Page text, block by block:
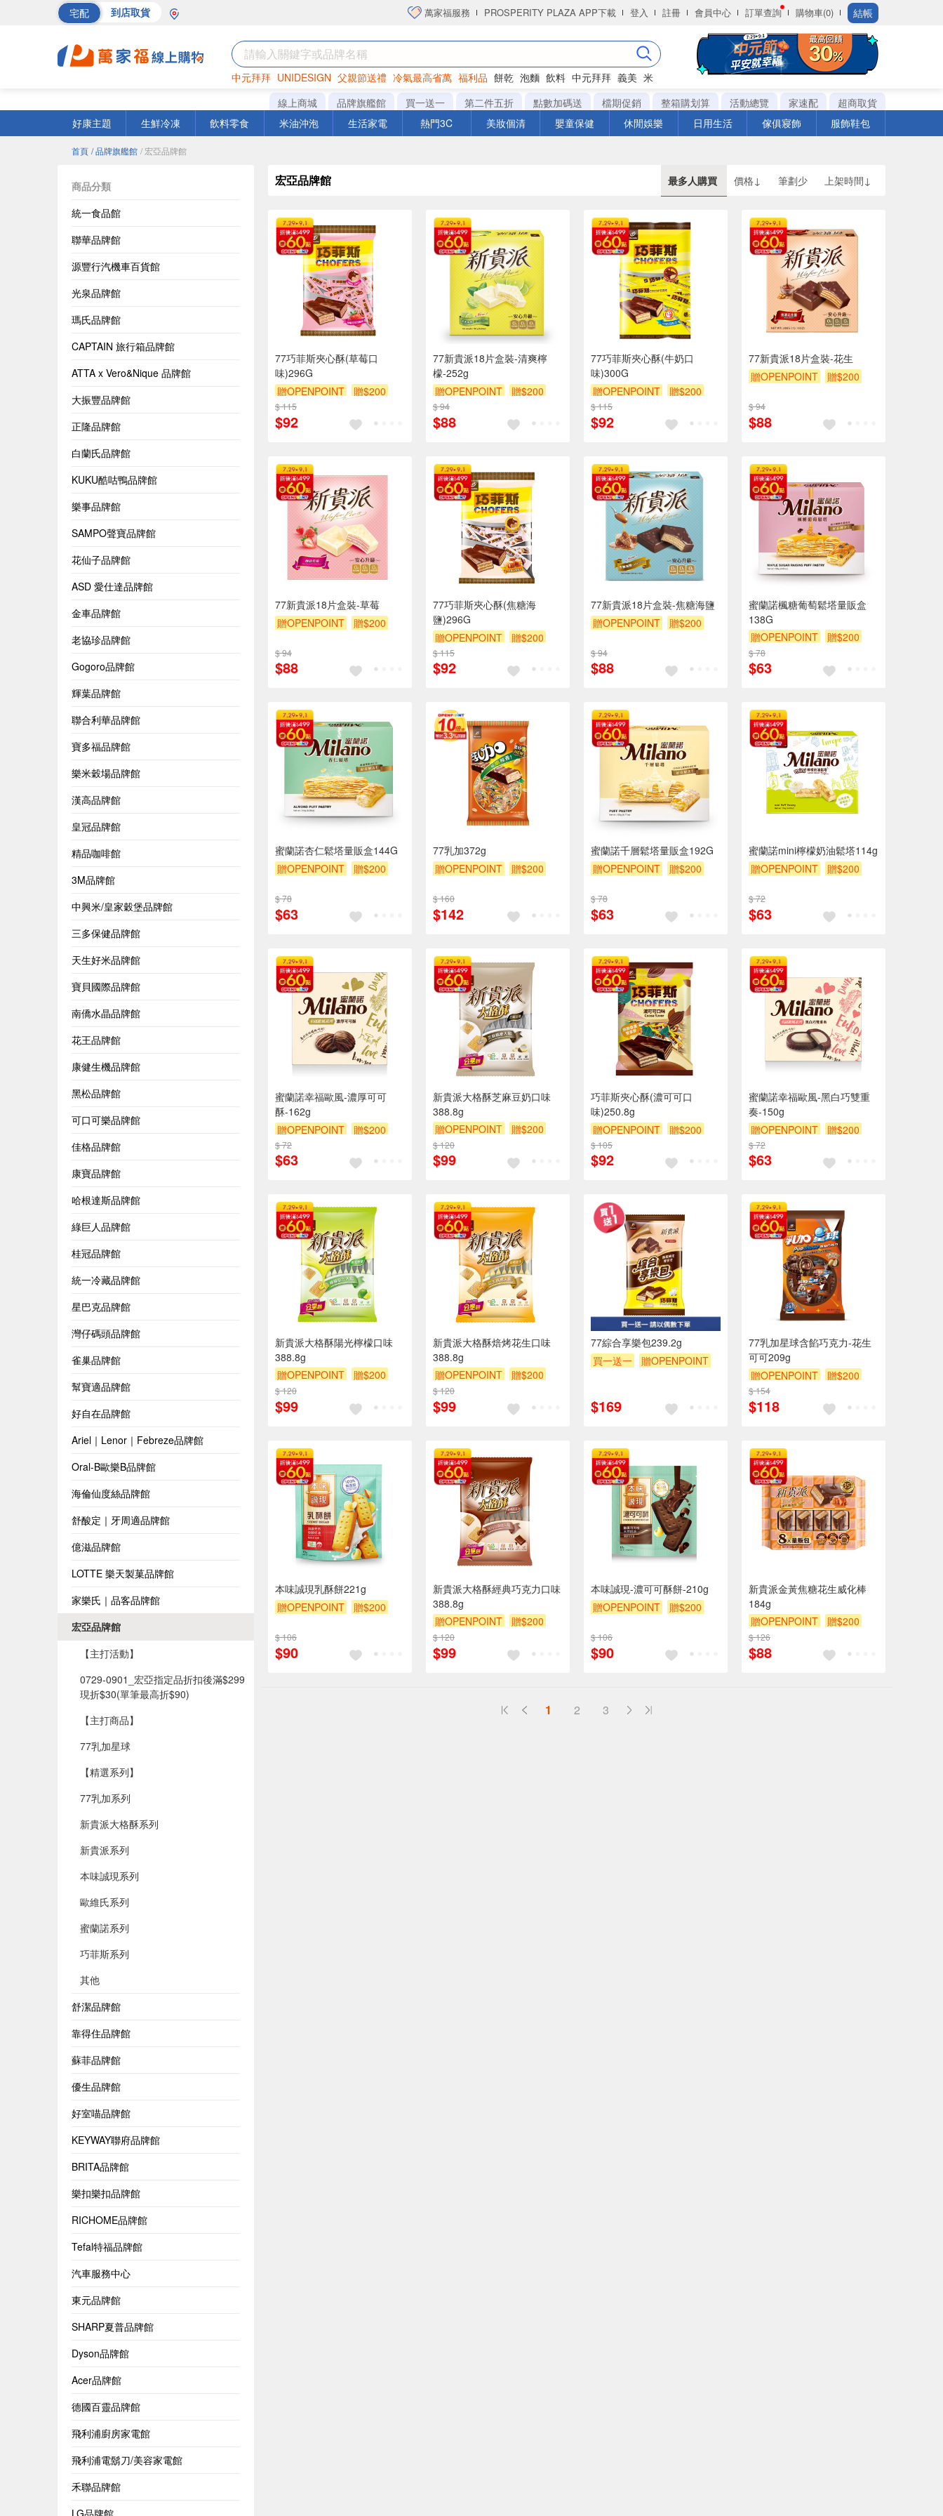
宅配 到店取貨 萬家福服務 PROSPERITY PLAZA APP下載 登入 註冊 會員中心 訂單查詢 購物車(0) 結帳
中元拜拜 UNIDESIGN 父親節送禮 冷氣最高省萬 福利品 餅乾 泡麵 飲料 中元拜拜 義美 米
罐頭 海苔 洋芋片
線上商城 品牌旗艦館 買一送一 第二件五折 點數加碼送 檔期促銷 整箱購划算 活動總覽 家速配
超商取貨
好康主題
生鮮冷凍 飲料零食 米油沖泡 生活家電 熱門3C 美妝個清 嬰童保健 休閒娛樂 日用生活 傢俱寢飾 服飾鞋包
首頁 / 品牌旗艦館 / 宏亞品牌館
商品分類
統一食品館
聯華品牌館
源豐行汽機車百貨館
光泉品牌館
瑪氏品牌館
CAPTAIN 旅行箱品牌館
ATTA x Vero&Nique 品牌館
大振豐品牌館
正隆品牌館
白蘭氏品牌館
KUKU酷咕鴨品牌館
樂事品牌館
SAMPO聲寶品牌館
花仙子品牌館
ASD 愛仕達品牌館
金車品牌館
老協珍品牌館
Gogoro品牌館
輝葉品牌館
聯合利華品牌館
寶多福品牌館
樂米穀場品牌館
漢高品牌館
皇冠品牌館
精品咖啡館
3M品牌館
中興米/皇家穀堡品牌館
三多保健品牌館
天生好米品牌館
寶貝國際品牌館
南僑水晶品牌館
花王品牌館
康健生機品牌館
黑松品牌館
可口可樂品牌館
佳格品牌館
康寶品牌館
哈根達斯品牌館
綠巨人品牌館
桂冠品牌館
統一冷藏品牌館
星巴克品牌館
灣仔碼頭品牌館
雀巢品牌館
幫寶適品牌館
好自在品牌館
Ariel｜Lenor｜Febreze品牌館
Oral-B歐樂B品牌館
海倫仙度絲品牌館
舒酸定｜牙周適品牌館
億滋品牌館
LOTTE 樂天製菓品牌館
家樂氏｜品客品牌館
宏亞品牌館
【主打活動】
0729-0901_宏亞指定品折扣後滿$299
現折$30(單筆最高折$90)​
【主打商品】
77乳加星球
【精選系列】
77乳加系列
新貴派大格酥系列
新貴派系列
本味誠現系列
歐維氏系列
蜜蘭諾系列
巧菲斯系列
其他
舒潔品牌館
靠得住品牌館
蘇菲品牌館
優生品牌館
好室喵品牌館
KEYWAY聯府品牌館
BRITA品牌館
樂扣樂扣品牌館
RICHOME品牌館
Tefal特福品牌館
汽車服務中心
東元品牌館
SHARP夏普品牌館
Dyson品牌館
Acer品牌館
德國百靈品牌館
飛利浦廚房家電館
飛利浦電鬍刀/美容家電館
禾聯品牌館
LG品牌館
宏亞品牌館 最多人購買 價格↓ 筆劃少 上架時間↓
77巧菲斯夾心酥(草莓口
味)296G
贈OPENPOINT
贈$200
$ 115
$92
77新貴派18片盒裝-清爽檸
檬-252g
贈OPENPOINT
贈$200
$ 94
$88
77巧菲斯夾心酥(牛奶口
味)300G
贈OPENPOINT
贈$200
$ 115
$92
77新貴派18片盒裝-花生
贈OPENPOINT
贈$200
$ 94
$88
77新貴派18片盒裝-草莓
贈OPENPOINT
贈$200
$ 94
$88
77巧菲斯夾心酥(焦糖海
鹽)296G
贈OPENPOINT
贈$200
$ 115
$92
77新貴派18片盒裝-焦糖海鹽
贈OPENPOINT
贈$200
$ 94
$88
蜜蘭諾楓糖葡萄鬆塔量販盒
138G
贈OPENPOINT
贈$200
$ 78
$63
蜜蘭諾杏仁鬆塔量販盒144G
贈OPENPOINT
贈$200
$ 78
$63
77乳加372g
贈OPENPOINT
贈$200
$ 160
$142
蜜蘭諾千層鬆塔量販盒192G
贈OPENPOINT
贈$200
$ 78
$63
蜜蘭諾mini檸檬奶油鬆塔114g
贈OPENPOINT
贈$200
$ 72
$63
蜜蘭諾幸福歐風-濃厚可可
酥-162g
贈OPENPOINT
贈$200
$ 72
$63
新貴派大格酥芝麻豆奶口味
388.8g
贈OPENPOINT
贈$200
$ 120
$99
巧菲斯夾心酥(濃可可口
味)250.8g
贈OPENPOINT
贈$200
$ 105
$92
蜜蘭諾幸福歐風-黑白巧雙重
奏-150g
贈OPENPOINT
贈$200
$ 72
$63
新貴派大格酥陽光檸檬口味
388.8g
贈OPENPOINT
贈$200
$ 120
$99
新貴派大格酥焙烤花生口味
388.8g
贈OPENPOINT
贈$200
$ 120
$99
77綜合享樂包239.2g
買一送一
贈OPENPOINT
$169
77乳加星球含餡巧克力-花生
可可209g
贈OPENPOINT
贈$200
$ 154
$118
本味誠現乳酥餅221g
贈OPENPOINT
贈$200
$ 106
$90
新貴派大格酥經典巧克力口味
388.8g
贈OPENPOINT
贈$200
$ 120
$99
本味誠現-濃可可酥餅-210g
贈OPENPOINT
贈$200
$ 106
$90
新貴派金黃焦糖花生威化棒
184g
贈OPENPOINT
贈$200
$ 126
$88
1 2 3